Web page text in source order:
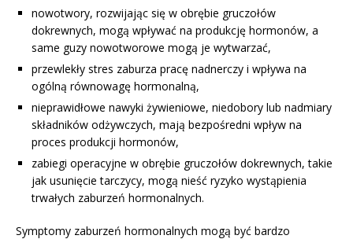
nowotwory, rozwijając się w obrębie gruczołów
dokrewnych, mogą wpływać na produkcję hormonów, a
same guzy nowotworowe mogą je wytwarzać,
przewlekły stres zaburza pracę nadnerczy i wpływa na
ogólną równowagę hormonalną,
nieprawidłowe nawyki żywieniowe, niedobory lub nadmiary
składników odżywczych, mają bezpośredni wpływ na
proces produkcji hormonów,
zabiegi operacyjne w obrębie gruczołów dokrewnych, takie
jak usunięcie tarczycy, mogą nieść ryzyko wystąpienia
trwałych zaburzeń hormonalnych.
Symptomy zaburzeń hormonalnych mogą być bardzo